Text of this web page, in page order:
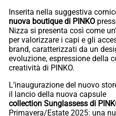
Inserita nella suggestiva
nuova boutique di PINKO
Nizza si presenta così come
per valorizzare i capi e gli
brand, caratterizzati da un
evoluzione, espressione della
creatività di PINKO.
L’inaugurazione del nuovo
il lancio della nuova capsule
collection Sunglassess di
Primavera/Estate 2025: una